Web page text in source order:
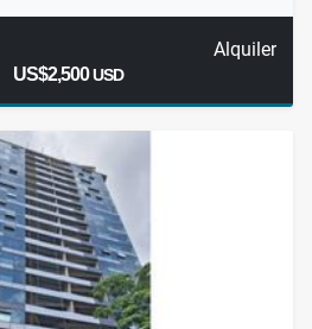
Alquiler
US$2,500USD